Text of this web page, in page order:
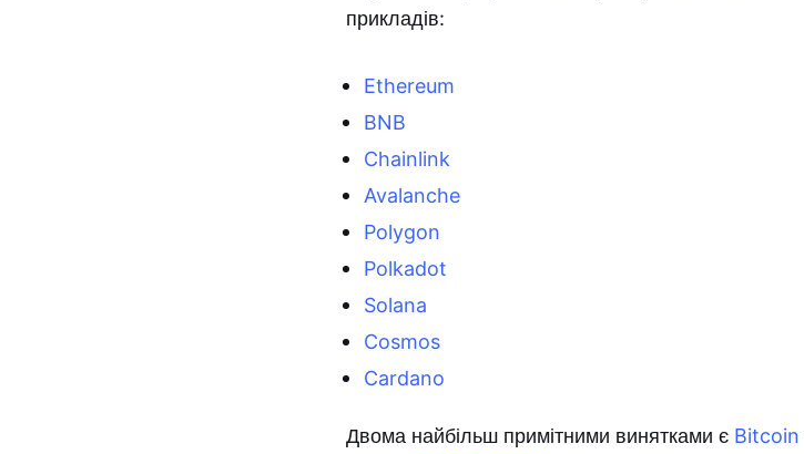
прикладів:
Ethereum
BNB
Chainlink
Avalanche
Polygon
Polkadot
Solana
Cosmos
Cardano
Двома найбільш примітними винятками є Bitcoin